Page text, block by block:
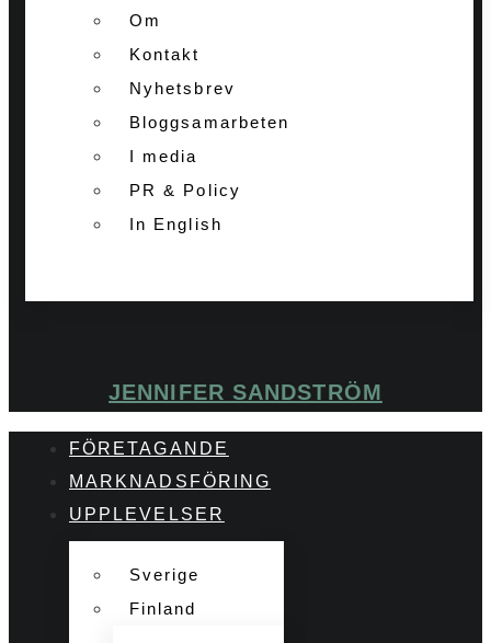
Om
Kontakt
Nyhetsbrev
Bloggsamarbeten
I media
PR & Policy
In English
JENNIFER SANDSTRÖM
FÖRETAGANDE
MARKNADSFÖRING
UPPLEVELSER
Sverige
Finland